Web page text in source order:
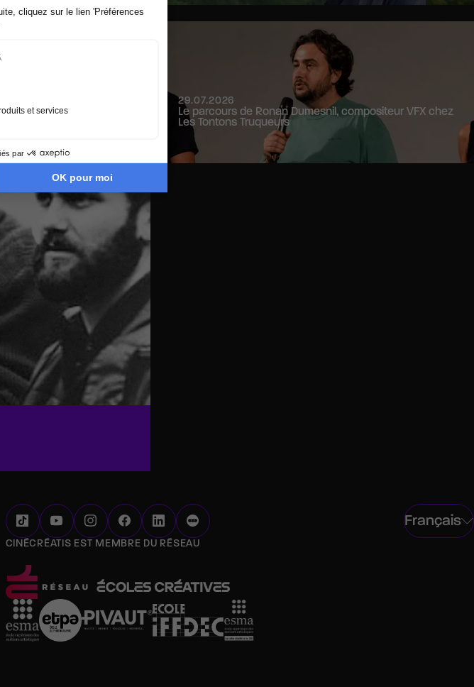
29.07.2026
Le parcours de Ronan Dumesnil, compositeur VFX chez
Les Tontons Truqueurs
Français
CINÉCRÉATIS EST MEMBRE DU RÉSEAU